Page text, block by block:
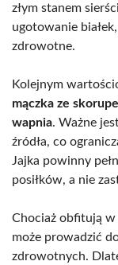
złym stanem
ugotowanie
zdrowotne.
Kolejnym
mączka ze
wapnia. Ważne
źródła, co
Jajka powinny
posiłków, a nie
Chociaż obfitują w
może prowadzić
zdrowotnych.